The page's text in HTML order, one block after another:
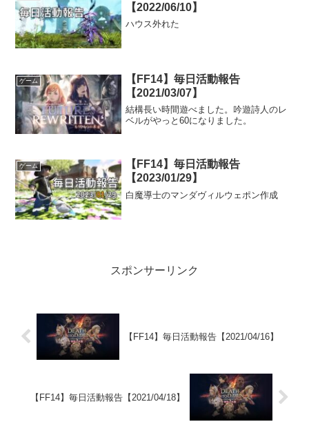
【2022/06/10】
ハウス外れた
ゲーム
【FF14】毎日活動報告
【2021/03/07】
結構長い時間遊べました。吟遊詩人のレ
ベルがやっと60になりました。
ゲーム
【FF14】毎日活動報告
【2023/01/29】
白魔導士のマンダヴィルウェポン作成
スポンサーリンク
【FF14】毎日活動報告【2021/04/16】
【FF14】毎日活動報告【2021/04/18】